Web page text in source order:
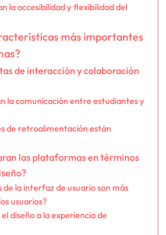
la accesibilidad y flexibilidad del
más importantes
de interacción y colaboración
la comunicación entre estudiantes y
de retroalimentación están
las plataformas en términos
de la interfaz de usuario son más
usuarios?
diseño a la experiencia de